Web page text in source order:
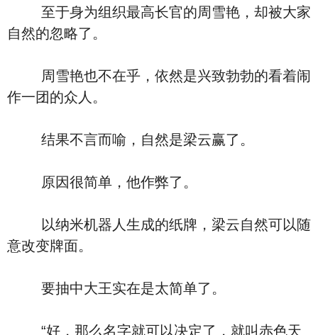
至于身为组织最高长官的周雪艳，却被大家
自然的忽略了。
周雪艳也不在乎，依然是兴致勃勃的看着闹
作一团的众人。
结果不言而喻，自然是梁云赢了。
原因很简单，他作弊了。
以纳米机器人生成的纸牌，梁云自然可以随
意改变牌面。
要抽中大王实在是太简单了。
“好，那么名字就可以决定了，就叫赤色天